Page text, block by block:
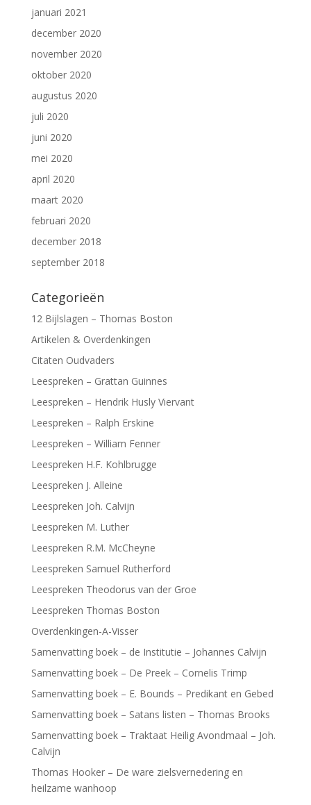
januari 2021
december 2020
november 2020
oktober 2020
augustus 2020
juli 2020
juni 2020
mei 2020
april 2020
maart 2020
februari 2020
december 2018
september 2018
Categorieën
12 Bijlslagen – Thomas Boston
Artikelen & Overdenkingen
Citaten Oudvaders
Leespreken – Grattan Guinnes
Leespreken – Hendrik Husly Viervant
Leespreken – Ralph Erskine
Leespreken – William Fenner
Leespreken H.F. Kohlbrugge
Leespreken J. Alleine
Leespreken Joh. Calvijn
Leespreken M. Luther
Leespreken R.M. McCheyne
Leespreken Samuel Rutherford
Leespreken Theodorus van der Groe
Leespreken Thomas Boston
Overdenkingen-A-Visser
Samenvatting boek – de Institutie – Johannes Calvijn
Samenvatting boek – De Preek – Cornelis Trimp
Samenvatting boek – E. Bounds – Predikant en Gebed
Samenvatting boek – Satans listen – Thomas Brooks
Samenvatting boek – Traktaat Heilig Avondmaal – Joh.
Calvijn
Thomas Hooker – De ware zielsvernedering en
heilzame wanhoop